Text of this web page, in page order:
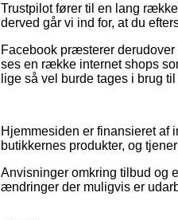
Trustpilot fører til en lang
derved går vi ind for, at du
Facebook præsterer
ses en række internet shops
lige så vel burde tages i brug
Hjemmesiden er finansieret af
butikkernes produkter, og
Anvisninger omkring tilbud og
ændringer der muligvis er